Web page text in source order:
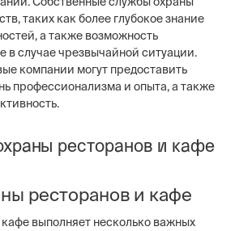
таких как более глубокое знание
а также возможность
в случае чрезвычайной ситуации.
компании могут предоставить
профессионализма и опыта, а также
ресторанов и кафе
ресторанов и кафе
выполняет несколько важных